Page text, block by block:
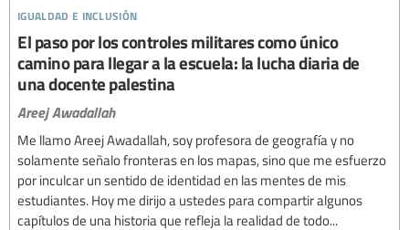
igualdad e inclusión
El paso por los controles militares como único
camino para llegar a la escuela: la lucha diaria de
una docente palestina
Areej Awadallah
Me llamo Areej Awadallah, soy profesora de geografía y no
solamente señalo fronteras en los mapas, sino que me esfuerzo
por inculcar un sentido de identidad en las mentes de mis
estudiantes. Hoy me dirijo a ustedes para compartir algunos
capítulos de una historia que refleja la realidad de todo...